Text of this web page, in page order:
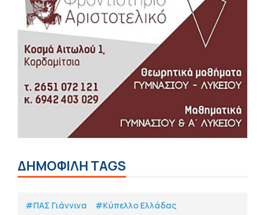
ΔΗΜΟΦΙΛΗ TAGS
#ΠΑΣ Γιάννινα
#Κύπελλο Ελλάδας